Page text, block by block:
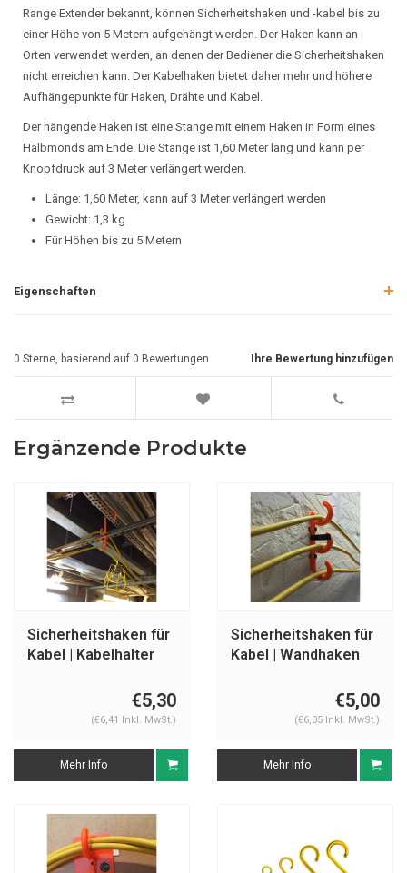
Range Extender bekannt, können Sicherheitshaken und -kabel bis zu
einer Höhe von 5 Metern aufgehängt werden. Der Haken kann an
Orten verwendet werden, an denen der Bediener die Sicherheitshaken
nicht erreichen kann. Der Kabelhaken bietet daher mehr und höhere
Aufhängepunkte für Haken, Drähte und Kabel.
Der hängende Haken ist eine Stange mit einem Haken in Form eines
Halbmonds am Ende. Die Stange ist 1,60 Meter lang und kann per
Knopfdruck auf 3 Meter verlängert werden.
Länge: 1,60 Meter, kann auf 3 Meter verlängert werden
Gewicht: 1,3 kg
Für Höhen bis zu 5 Metern
Eigenschaften
Ihre Bewertung hinzufügen
0 Sterne, basierend auf 0 Bewertungen
Ergänzende Produkte
Sicherheitshaken für
Kabel | Kabelhalter
€5,30
(€6,41 Inkl. MwSt.)
Mehr Info
Sicherheitshaken für
Kabel | Wandhaken
€5,00
(€6,05 Inkl. MwSt.)
Mehr Info